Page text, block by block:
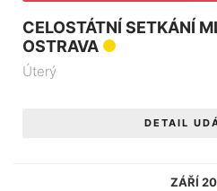
CELOSTÁTNÍ SETKÁNÍ
OSTRAVA
Úterý
DETAIL
ZÁŘÍ